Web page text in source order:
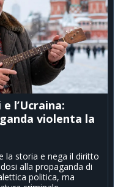
l’Ucraina:
violenta la
la storia e nega il diritto
alla propaganda di
politica, ma